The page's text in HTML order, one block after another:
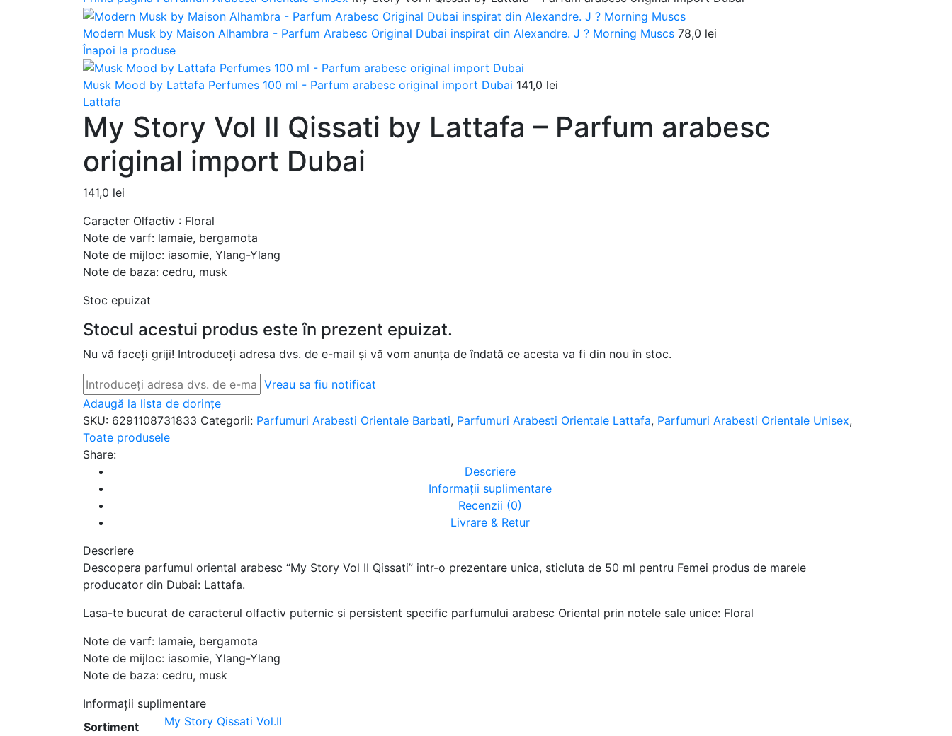
Modern Musk by Maison Alhambra - Parfum Arabesc Original Dubai inspirat din Alexandre. J ? Morning Muscs 78,0 lei
Înapoi la produse
Musk Mood by Lattafa Perfumes 100 ml - Parfum arabesc original import Dubai 141,0 lei
Lattafa
My Story Vol II Qissati by Lattafa – Parfum arabesc
original import Dubai
141,0 lei
Caracter Olfactiv : Floral
Note de varf: lamaie, bergamota
Note de mijloc: iasomie, Ylang-Ylang
Note de baza: cedru, musk
Stoc epuizat
Stocul acestui produs este în prezent epuizat.
Nu vă faceți griji! Introduceți adresa dvs. de e-mail și vă vom anunța de îndată ce acesta va fi din nou în stoc.
Vreau sa fiu notificat
Adaugă la lista de dorințe
SKU: 6291108731833 Categorii: Parfumuri Arabesti Orientale Barbati, Parfumuri Arabesti Orientale Lattafa, Parfumuri Arabesti Orientale Unisex,
Toate produsele
Share:
Descriere
Informații suplimentare
Recenzii (0)
Livrare & Retur
Descriere
Descopera parfumul oriental arabesc “My Story Vol II Qissati” intr-o prezentare unica, sticluta de 50 ml pentru Femei produs de marele
producator din Dubai: Lattafa.
Lasa-te bucurat de caracterul olfactiv puternic si persistent specific parfumului arabesc Oriental prin notele sale unice: Floral
Note de varf: lamaie, bergamota
Note de mijloc: iasomie, Ylang-Ylang
Note de baza: cedru, musk
Informații suplimentare
Sortiment
My Story Qissati Vol.II